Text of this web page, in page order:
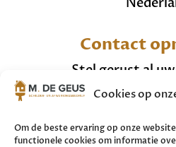
Cookies op
Om de beste ervaring op onze
functionele cookies om informatie
Contact
Stel gerust al
+31 (0)6